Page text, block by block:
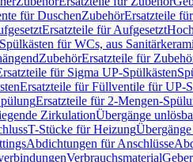
für DuschenZubehörErsatzteile
Ersatzteile für Aufgesetzt
für WCs, aus
ZubehörErsatzteile für
für Sigma UP-Spülkästen
Ersatzteile für Füllventile für UP-
Ersatzteile für 2-Mengen-
ZirkulationÜbergänge
T-Stücke für Heizung
Abdichtungen für Anschlüsse
Verbrauchsmaterial